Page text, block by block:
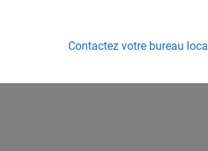
Contactez votre bureau local